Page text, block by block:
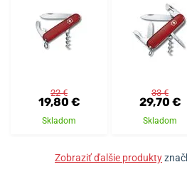
22 €
19,80 €
Skladom
33 €
29,70 €
Skladom
Zobraziť ďalšie produkty